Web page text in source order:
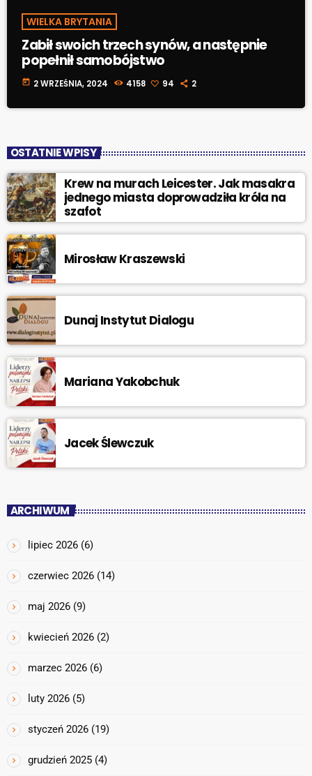
WIELKA BRYTANIA
Zabił swoich trzech synów, a następnie
popełnił samobójstwo
today 2 WRZEŚNIA, 2024 4158 94 2
OSTATNIE WPISY
Krew na murach Leicester. Jak masakra
jednego miasta doprowadziła króla na
szafot
Mirosław Kraszewski
Dunaj Instytut Dialogu
Mariana Yakobchuk
Jacek Ślewczuk
ARCHIWUM
lipiec 2026 (6)
czerwiec 2026 (14)
maj 2026 (9)
kwiecień 2026 (2)
marzec 2026 (6)
luty 2026 (5)
styczeń 2026 (19)
grudzień 2025 (4)